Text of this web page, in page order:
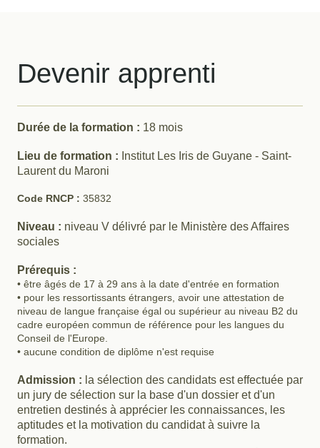
Devenir apprenti
Durée de la formation : 18 mois
Lieu de formation : Institut Les Iris de Guyane - Saint-
Laurent du Maroni
Code RNCP : 35832
Niveau : niveau V délivré par le Ministère des Affaires
sociales
Prérequis :
• être âgés de 17 à 29 ans à la date d'entrée en formation
• pour les ressortissants étrangers, avoir une attestation de
niveau de langue française égal ou supérieur au niveau B2 du
cadre européen commun de référence pour les langues du
Conseil de l'Europe.
• aucune condition de diplôme n'est requise
Admission : la sélection des candidats est effectuée par
un jury de sélection sur la base d'un dossier et d'un
entretien destinés à apprécier les connaissances, les
aptitudes et la motivation du candidat à suivre la
formation.